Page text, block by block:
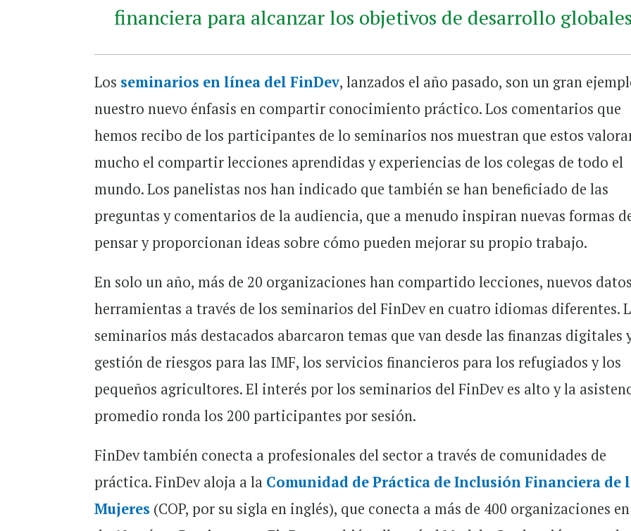
financiera para alcanzar los objetivos de desarrollo
Los seminarios en línea del FinDev, lanzados el año pasado, son un gran
nuestro nuevo énfasis en compartir conocimiento práctico. Los comentarios que
hemos recibo de los participantes de lo seminarios nos muestran que estos
mucho el compartir lecciones aprendidas y experiencias de los colegas de todo el
mundo. Los panelistas nos han indicado que también se han beneficiado de las
preguntas y comentarios de la audiencia, que a menudo inspiran nuevas formas
pensar y proporcionan ideas sobre cómo pueden mejorar su propio trabajo.
En solo un año, más de 20 organizaciones han compartido lecciones, nuevos
herramientas a través de los seminarios del FinDev en cuatro idiomas diferentes.
seminarios más destacados abarcaron temas que van desde las finanzas digitales
gestión de riesgos para las IMF, los servicios financieros para los refugiados y los
pequeños agricultores. El interés por los seminarios del FinDev es alto y la
promedio ronda los 200 participantes por sesión.
FinDev también conecta a profesionales del sector a través de comunidades de
práctica. FinDev aloja a la Comunidad de Práctica de Inclusión Financiera de
Mujeres (COP, por su sigla en inglés), que conecta a más de 400 organizaciones